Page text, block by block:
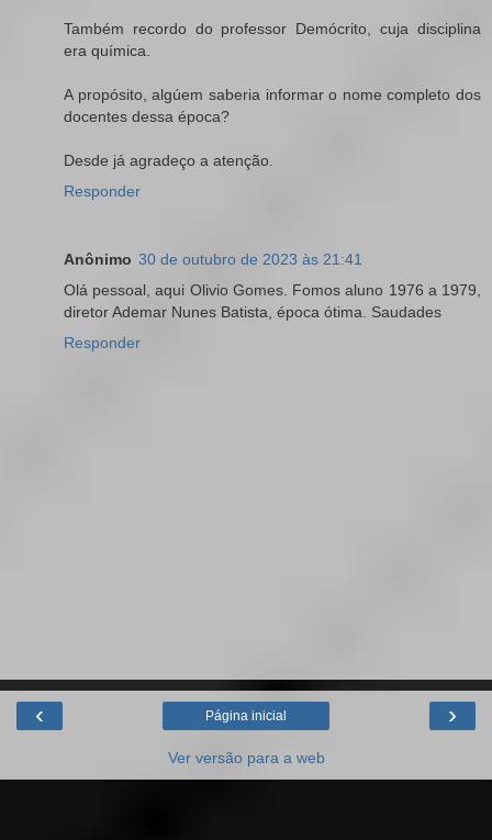
Também recordo do professor Demócrito, cuja disciplina
era química.
A propósito, algúem saberia informar o nome completo dos
docentes dessa época?
Desde já agradeço a atenção.
Responder
Anônimo 30 de outubro de 2023 às 21:41
Olá pessoal, aqui Olivio Gomes. Fomos aluno 1976 a 1979,
diretor Ademar Nunes Batista, época ótima. Saudades
Responder
‹ ›
Página inicial
Ver versão para a web